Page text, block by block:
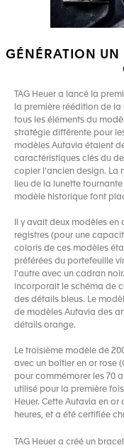
GÉNÉRATION UN
TAG Heuer a lancé la
la première réédition de
tous les éléments du
stratégie différente pour
modèles Autavia étaient
caractéristiques clés du
copier l'ancien design. La
lieu de la lunette
modèle historique font
Il y avait deux modèles
registres (pour une
coloris de ces modèles
préférées du portefeuille
l'autre avec un cadran
incorporait le schéma de
des détails bleus. Le
de modèles Autavia des
détails orange.
Le troisième modèle de
avec un boîtier en or rose
pour commémorer les 70
utilisé pour la première
Heuer. Cette Autavia en
heures, et a été certifiée
TAG Heuer a créé un